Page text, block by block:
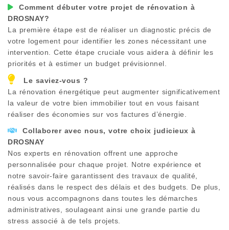
Comment débuter votre projet de rénovation à
DROSNAY?
La première étape est de réaliser un diagnostic précis de
votre logement pour identifier les zones nécessitant une
intervention. Cette étape cruciale vous aidera à définir les
priorités et à estimer un budget prévisionnel.
Le saviez-vous ?
La rénovation énergétique peut augmenter significativement
la valeur de votre bien immobilier tout en vous faisant
réaliser des économies sur vos factures d’énergie.
Collaborer avec nous, votre choix judicieux à
DROSNAY
Nos experts en rénovation offrent une approche
personnalisée pour chaque projet. Notre expérience et
notre savoir-faire garantissent des travaux de qualité,
réalisés dans le respect des délais et des budgets. De plus,
nous vous accompagnons dans toutes les démarches
administratives, soulageant ainsi une grande partie du
stress associé à de tels projets.